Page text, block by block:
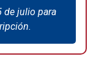
de julio para